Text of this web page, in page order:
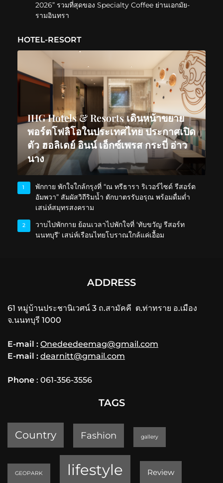
2026” รวมที่สุดของ Specialty Coffee ย่านเอกมัย-
รามอินทรา
HOTEL-RESORT
IHG Hotels & Resorts เดินหน้าขยาย
พอร์ตโฟลิโอในประเทศไทย ประกาศเปิด
ตัว ฮอลิเดย์ อินน์ เอ็กซ์เพรส กระบี่ อ่าว
นาง
1
พักกาย พักใจใกล้กรุงที่ “ณ ทรีธารา ริเวอร์ไซด์ รีสอร์ต
อัมพวา” สัมผัสวิถีริมน้ำ ตักบาตรรับอรุณ พร้อมดื่มด่ำ
เสน่ห์สมุทรสงคราม
2
วาบไปพักกาย ย้อนเวลาไปพักใจที่ ‘ทับขวัญ รีสอร์ท
นนทบุรี’ เสน่ห์เรือนไทยโบราณใกล้แค่เอื้อม
ADDRESS
61 หมู่บ้านประชานิเวศน์ 3 ถ.สามัคคี ต.ท่าทราย อ.เมือง
จ.นนทบุรี 1000
E-mail : Onedeedeemag@gmail.com
E-mail : dearnitt@gmail.com
Phone : 061-356-3556
TAGS
Country Fashion gallery
GEOPARK lifestyle Review